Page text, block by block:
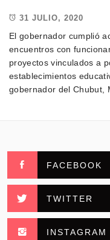
31 JULIO, 2020
El gobernador cumplió
encuentros con
proyectos vinculados a
establecimientos
gobernador del Chubut,
FACEBOOK
TWITTER
INSTAGRAM